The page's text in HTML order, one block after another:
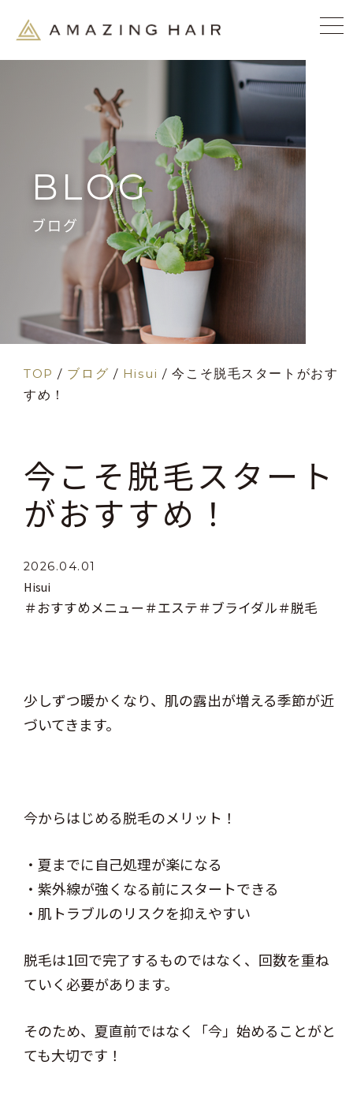
BLOG
ブログ
TOP / ブログ / Hisui /今こそ脱毛スタートがおす
すめ！
今こそ脱毛スタート
がおすすめ！
2026.04.01
Hisui
＃おすすめメニュー ＃エステ＃ブライダル＃脱毛
少しずつ暖かくなり、肌の露出が増える季節が近
づいてきます。
今からはじめる脱毛のメリット！
・夏までに自己処理が楽になる
・紫外線が強くなる前にスタートできる
・肌トラブルのリスクを抑えやすい
脱毛は1回で完了するものではなく、回数を重ね
ていく必要があります。
そのため、夏直前ではなく「今」始めることがと
ても大切です！